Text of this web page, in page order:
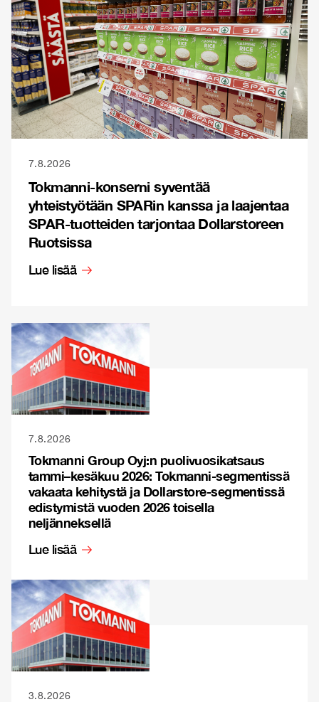
7.8.2026
Tokmanni-konserni syventää
yhteistyötään SPARin kanssa ja laajentaa
SPAR-tuotteiden tarjontaa Dollarstoreen
Ruotsissa
Lue lisää
7.8.2026
Tokmanni Group Oyj:n puolivuosikatsaus
tammi–kesäkuu 2026: Tokmanni-segmentissä
vakaata kehitystä ja Dollarstore-segmentissä
edistymistä vuoden 2026 toisella
neljänneksellä
Lue lisää
3.8.2026